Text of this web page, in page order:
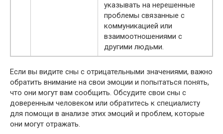
указывать на нерешенные
проблемы связанные с
коммуникацией или
взаимоотношениями с
другими людьми.
Если вы видите сны с отрицательными значениями, важно
обратить внимание на свои эмоции и попытаться понять,
что они могут вам сообщить. Обсудите свои сны с
доверенным человеком или обратитесь к специалисту
для помощи в анализе этих эмоций и проблем, которые
они могут отражать.